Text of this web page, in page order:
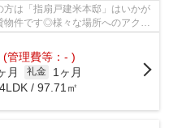
は「指扇戸建米本邸」はいかが
件です◎様々な場所へのアクセ
(管理費等：- )
月 礼金
1ヶ月
/ 97.71㎡